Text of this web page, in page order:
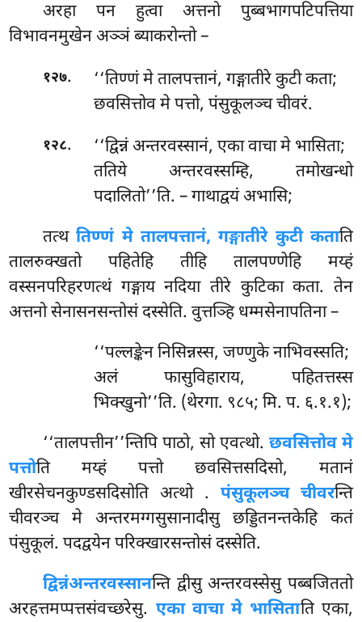
अरहा पन हुत्वा अत्तनो पुब्बभागपटिपत्तिया
विभावनमुखेन अञ्ञं ब्याकरोन्तो –
१२७.
‘‘तिण्णं मे तालपत्तानं, गङ्गातीरे कुटी कता;
छवसित्तोव मे पत्तो, पंसुकूलञ्च चीवरं.
१२८.
‘‘द्विन्नं अन्तरवस्सानं, एका वाचा मे भासिता;
ततिये अन्तरवस्सम्हि, तमोखन्धो
पदालितो’’ति. – गाथाद्वयं अभासि;
तत्थतिण्णं मे तालपत्तानं, गङ्गातीरे कुटी कताति
तालरुक्खतो पहितेहि तीहि तालपण्णेहि मय्हं
वस्सनपरिहरणत्थं गङ्गाय नदिया तीरे कुटिका कता. तेन
अत्तनो सेनासनसन्तोसं दस्सेति. वुत्तञ्हि धम्मसेनापतिना –
‘‘पल्लङ्केन निसिन्नस्स, जण्णुके नाभिवस्सति;
अलं फासुविहाराय, पहितत्तस्स
भिक्खुनो’’ति. (थेरगा. ९८५; मि. प. ६.१.१);
‘‘तालपत्तीन’’न्तिपि पाठो, सो एवत्थो. छवसित्तोव मे
पत्तोति मय्हं पत्तो छवसित्तसदिसो, मतानं
खीरसेचनकुण्डसदिसोति अत्थो . पंसुकूलञ्च चीवरन्ति
चीवरञ्च मे अन्तरमग्गसुसानादीसु छड्डितनन्तकेहि कतं
पंसुकूलं. पदद्वयेन परिक्खारसन्तोसं दस्सेति.
द्विन्नंअन्तरवस्सानन्ति द्वीसु अन्तरवस्सेसु पब्बजिततो
अरहत्तमप्पत्तसंवच्छरेसु. एका वाचा मे भासिताति एका,